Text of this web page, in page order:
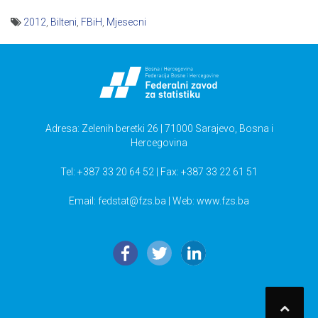
2012 Bilteni FBiH Mjesecni
Adresa: Zelenih beretki 26 | 71000 Sarajevo, Bosna i
Hercegovina
Tel: +387 33 20 64 52 | Fax: +387 33 22 61 51
Email: fedstat@fzs.ba | Web: www.fzs.ba